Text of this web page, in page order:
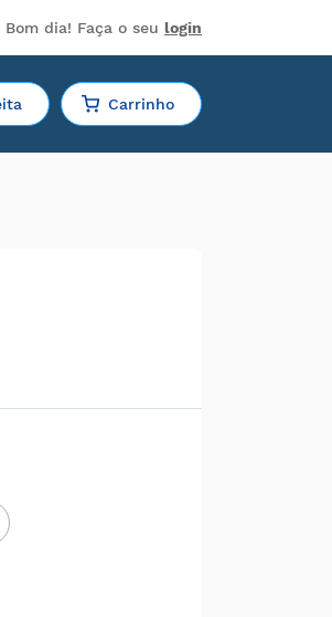
Bom dia! Faça o seu login
Carrinho